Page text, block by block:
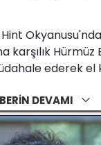
Hürmüz
ederek el
DEVAMI